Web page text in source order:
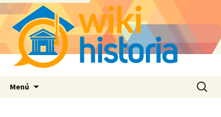
Menú Buscar: